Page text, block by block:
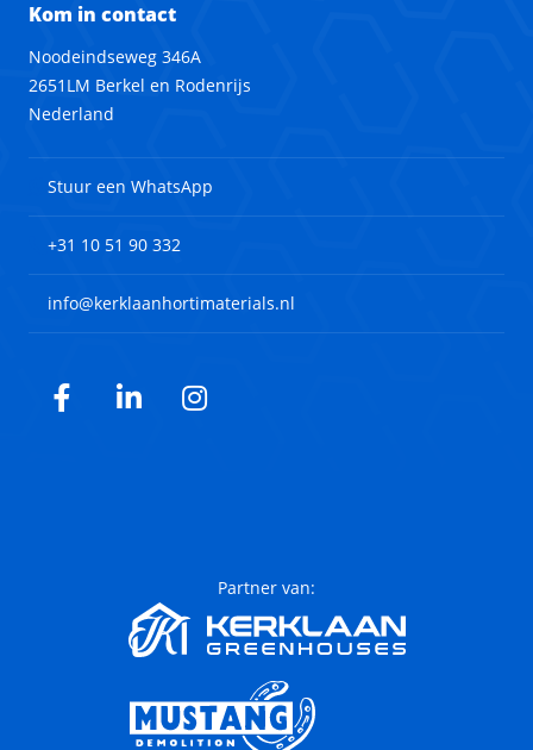
Kom in contact
Noodeindseweg 346A
2651LM Berkel en Rodenrijs
Nederland
Stuur een WhatsApp
+31 10 51 90 332
info@kerklaanhortimaterials.nl
Facebook
LinkedInInstagram
Partner van: